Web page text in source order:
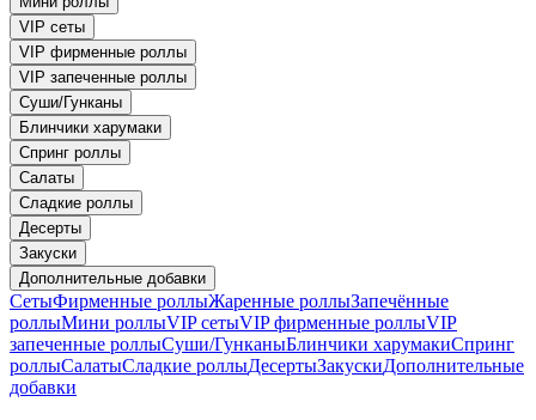
VIP сеты
VIP фирменные роллы
VIP запеченные роллы
Суши/Гунканы
Блинчики харумаки
Спринг роллы
Салаты
Сладкие роллы
Десерты
Закуски
Дополнительные добавки
СетыФирменные роллыЖаренные роллыЗапечённые
роллыМини роллыVIP сетыVIP фирменные роллыVIP
запеченные роллыСуши/ГунканыБлинчики харумакиСпринг
роллыСалатыСладкие роллыДесертыЗакускиДополнительные
добавки